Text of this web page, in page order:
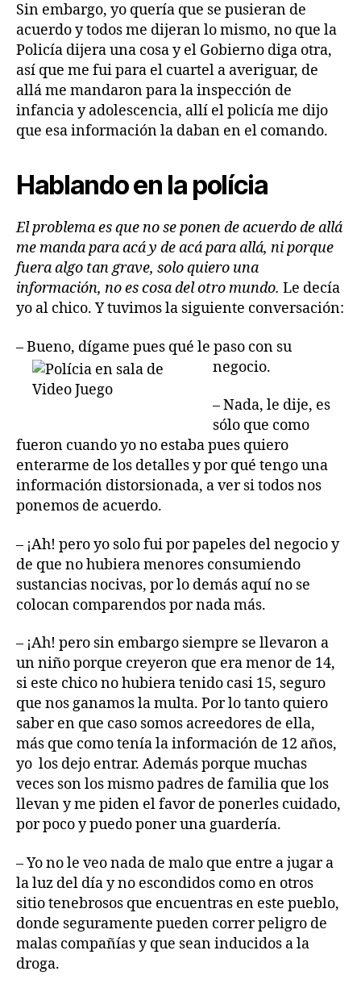
Sin embargo, yo quería que se pusieran de
acuerdo y todos me dijeran lo mismo, no que la
Policía dijera una cosa y el Gobierno diga otra,
así que me fui para el cuartel a averiguar, de
allá me mandaron para la inspección de
infancia y adolescencia, allí el policía me dijo
que esa información la daban en el comando.
Hablando en la polícia
El problema es que no se ponen de acuerdo de allá
me manda para acá y de acá para allá, ni porque
fuera algo tan grave, solo quiero una
información, no es cosa del otro mundo. Le decía
yo al chico. Y tuvimos la siguiente conversación:
– Bueno, dígame pues qué le paso con su
negocio.
– Nada, le dije, es
sólo que como
fueron cuando yo no estaba pues quiero
enterarme de los detalles y por qué tengo una
información distorsionada, a ver si todos nos
ponemos de acuerdo.
– ¡Ah! pero yo solo fui por papeles del negocio y
de que no hubiera menores consumiendo
sustancias nocivas, por lo demás aquí no se
colocan comparendos por nada más.
– ¡Ah! pero sin embargo siempre se llevaron a
un niño porque creyeron que era menor de 14,
si este chico no hubiera tenido casi 15, seguro
que nos ganamos la multa. Por lo tanto quiero
saber en que caso somos acreedores de ella,
más que como tenía la información de 12 años,
yo los dejo entrar. Además porque muchas
veces son los mismo padres de familia que los
llevan y me piden el favor de ponerles cuidado,
por poco y puedo poner una guardería.
– Yo no le veo nada de malo que entre a jugar a
la luz del día y no escondidos como en otros
sitio tenebrosos que encuentras en este pueblo,
donde seguramente pueden correr peligro de
malas compañías y que sean inducidos a la
droga.